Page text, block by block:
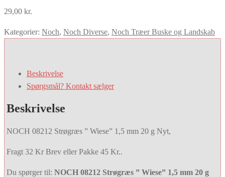
29,00 kr.
Kategorier: Noch, Noch Diverse, Noch Træer Buske og Landskab
Beskrivelse
Spørgsmål? Kontakt sælger
Beskrivelse
NOCH 08212 Strøgræs ” Wiese” 1,5 mm 20 g Nyt,
Fragt 32 Kr Brev eller Pakke 45 Kr..
Du spørger til: NOCH 08212 Strøgræs ” Wiese” 1,5 mm 20 g